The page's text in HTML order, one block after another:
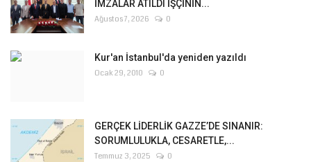
İMZALAR ATILDI İŞÇİNİN...
Ağustos 7, 2026 0
Kur'an İstanbul'da yeniden yazıldı
Ocak 29, 2010 0
GERÇEK LİDERLİK GAZZE’DE SINANIR:
SORUMLULUKLA, CESARETLE,...
Temmuz 3, 2025 0